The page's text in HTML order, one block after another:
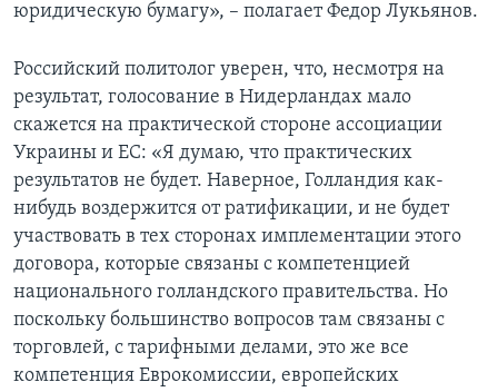
юридическую бумагу», – полагает Федор Лукьянов.
Российский политолог уверен, что, несмотря на
результат, голосование в Нидерландах мало
скажется на практической стороне ассоциации
Украины и ЕС: «Я думаю, что практических
результатов не будет. Наверное, Голландия как-
нибудь воздержится от ратификации, и не будет
участвовать в тех сторонах имплементации этого
договора, которые связаны с компетенцией
национального голландского правительства. Но
поскольку большинство вопросов там связаны с
торговлей, с тарифными делами, это же все
компетенция Еврокомиссии, европейских